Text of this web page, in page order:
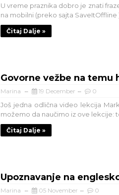
U vreme praznika dobro je znati
na mobilni (preko sajta SaveItOffline
Čitaj Dalje »
Govorne vežbe na temu
Marina 19 December 0
Još jedna odlična video lekcija
možemo da naučimo iz ove lekcije:
Čitaj Dalje »
Upoznavanje na
Marina 05 November 0